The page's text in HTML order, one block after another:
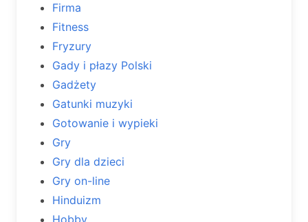
Firma
Fitness
Fryzury
Gady i płazy Polski
Gadżety
Gatunki muzyki
Gotowanie i wypieki
Gry
Gry dla dzieci
Gry on-line
Hinduizm
Hobby